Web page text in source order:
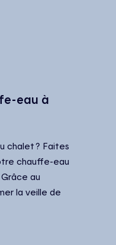
eau à
chalet ? Faites
chauffe-eau
au
la veille de